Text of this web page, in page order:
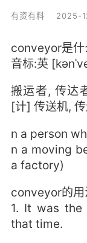
有资有料 2025-
conveyor是什
音标:英
搬运者, 传达
[计] 传送机,
n a person
n a moving
a factory)
conveyor的用
1. It was
that time.